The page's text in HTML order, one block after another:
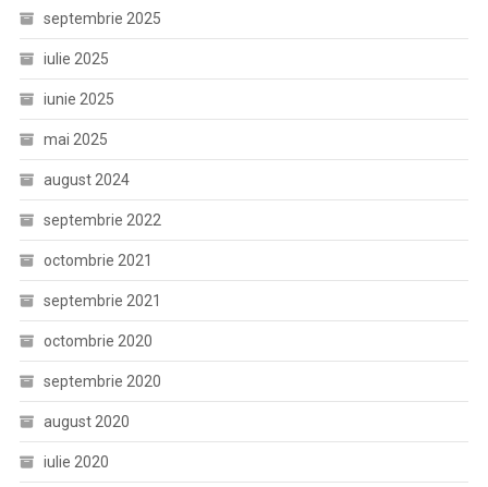
septembrie 2025
iulie 2025
iunie 2025
mai 2025
august 2024
septembrie 2022
octombrie 2021
septembrie 2021
octombrie 2020
septembrie 2020
august 2020
iulie 2020